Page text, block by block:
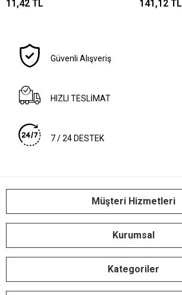
11,42 TL 141,12 TL
Güvenli Alışveriş
HIZLI TESLİMAT
7 / 24 DESTEK
Müşteri Hizmetleri
Kurumsal
Kategoriler